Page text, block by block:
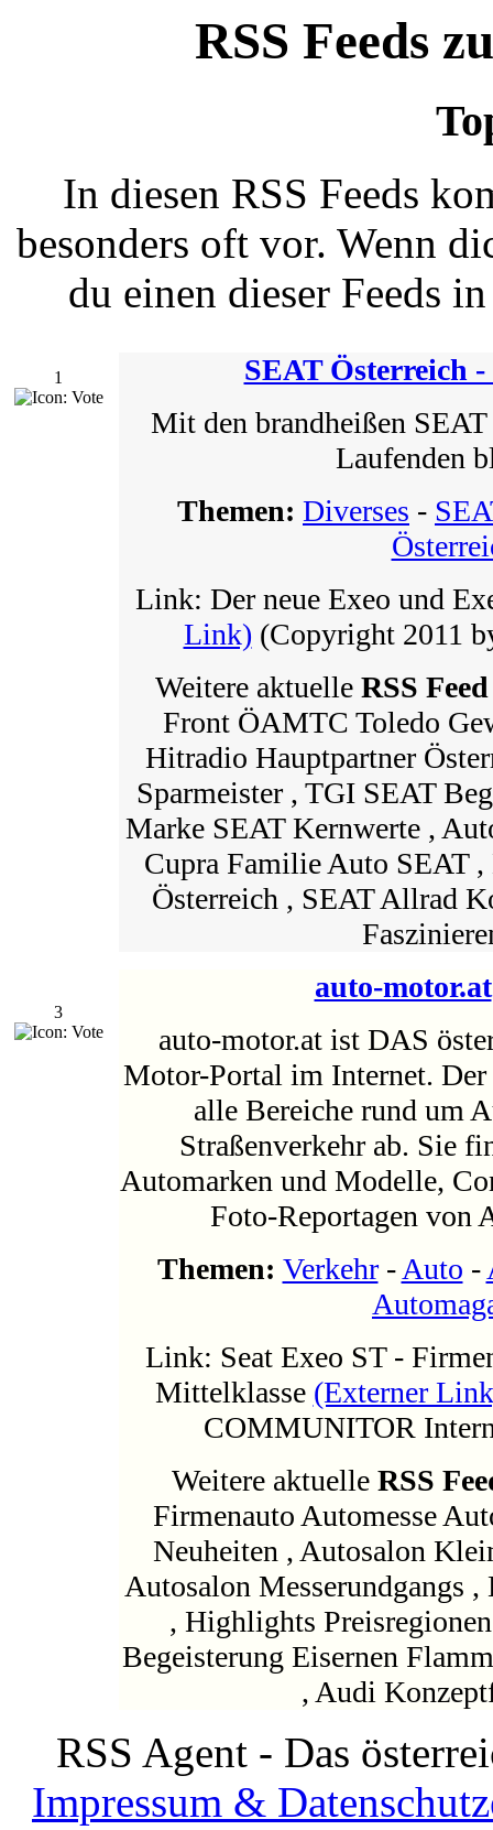
RSS Feeds
In diesen RSS Feeds
besonders oft vor. Wenn
du einen dieser Feeds
1
SEAT Österreich -
Mit den brandheißen
Laufenden
Themen: Diverses -
Link: Der neue Exeo und
Link) (Copyright 2011
Weitere aktuelle RSS Feed
Front ÖAMTC Toledo
Hitradio Hauptpartner
Sparmeister , TGI SEAT
Marke SEAT Kernwerte ,
Cupra Familie Auto SEAT
Österreich , SEAT Allrad
3
auto-motor.at
auto-motor.at ist DAS
Motor-Portal im Internet.
alle Bereiche rund um
Straßenverkehr ab. Sie
Automarken und Modelle,
Foto-Reportagen von
Themen: Verkehr- Auto -
Link: Seat Exeo ST -
Mittelklasse (Externer
COMMUNITOR
Weitere aktuelle RSS
Firmenauto Automesse
Neuheiten , Autosalon
Autosalon Messerundgangs
, Highlights
Begeisterung Eisernen
, Audi
RSS Agent - Das
Impressum &